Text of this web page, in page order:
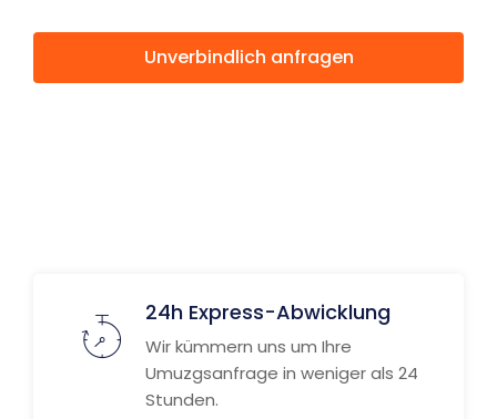
Unverbindlich anfragen
24h Express-Abwicklung
Wir kümmern uns um Ihre
Umuzgsanfrage in weniger als 24
Stunden.